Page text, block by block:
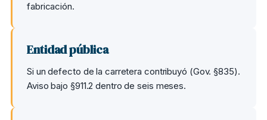
fabricación.
Entidad pública
Si un defecto de la carretera contribuyó (Gov. §835).
Aviso bajo §911.2 dentro de seis meses.